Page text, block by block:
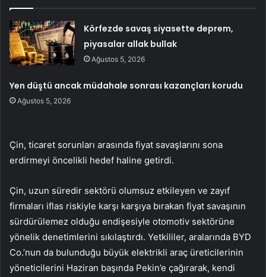
Körfezde savaş siyasette deprem,
piyasalar allak bullak
Ağustos 5, 2026
Yen düştü ancak müdahale sonrası kazançları korudu
Ağustos 5, 2026
Çin, ticaret sorunları arasında fiyat savaşlarını sona
erdirmeyi öncelikli hedef haline getirdi.
Çin, uzun süredir sektörü olumsuz etkileyen ve zayıf
firmaları iflas riskiyle karşı karşıya bırakan fiyat savaşının
sürdürülemez olduğu endişesiyle otomotiv sektörüne
yönelik denetimlerini sıkılaştırdı. Yetkililer, aralarında BYD
Co.’nun da bulunduğu büyük elektrikli araç üreticilerinin
yöneticilerini Haziran başında Pekin’e çağırarak, kendi